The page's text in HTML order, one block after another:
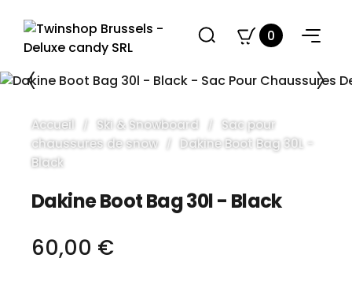
0
Accueil Ski & Snowboard
Sac pour
chaussures de snow
Dakine Boot Bag 30L -
Black
Dakine Boot Bag 30l - Black
60,00 €